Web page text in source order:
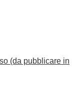
(da pubblicare in